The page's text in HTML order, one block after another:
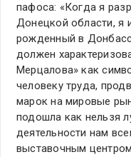
пафоса: «Когда я
Донецкой области, я
рожденный в
должен
Мерцалова» как
человеку труда,
марок на мировые
подошла как нельзя
деятельности нам
выставочным